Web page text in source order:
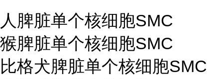
人脾脏单个核细胞SMC
猴脾脏单个核细胞SMC
比格犬脾脏单个核细胞SMC